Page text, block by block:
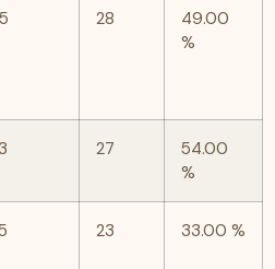
28
49.00
%
27
54.00
%
23 33.00 %